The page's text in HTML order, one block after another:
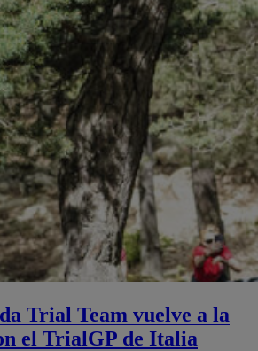
Trial Team vuelve a la
el TrialGP de Italia